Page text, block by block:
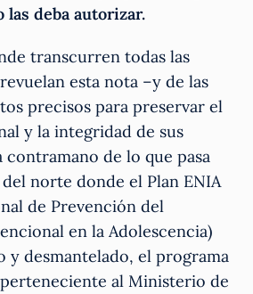
las deba autorizar.
transcurren todas las
esta nota –y de las
precisos para preservar el
y la integridad de sus
contramano de lo que pasa
norte donde el Plan ENIA
de Prevención del
en la Adolescencia)
y desmantelado, el programa
al Ministerio de